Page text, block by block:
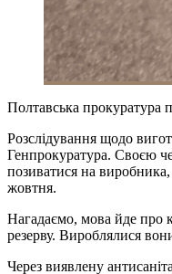
Полтавська прокуратура
Розслідування щодо
Генпрокуратура. Своєю
позиватися на
жовтня.
Нагадаємо, мова йде про
резерву. Вироблялися
Через виявлену